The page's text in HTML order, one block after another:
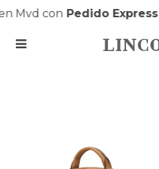
Mvd conPedido Express|
